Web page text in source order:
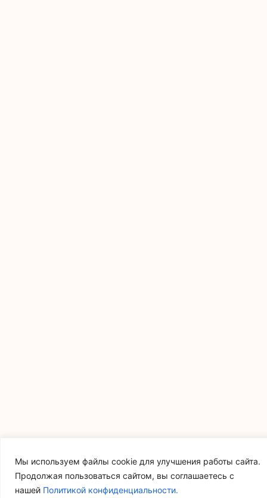
Мы используем файлы cookie для улучшения работы сайта.
Продолжая пользоваться сайтом, вы соглашаетесь с
нашей Политикой конфиденциальности.